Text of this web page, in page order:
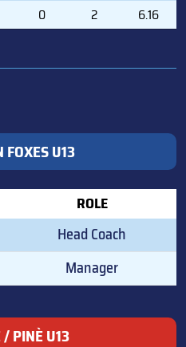
0 2 6.16
FOXES U13
ROLE
Head Coach
Manager
/ PINÈ U13